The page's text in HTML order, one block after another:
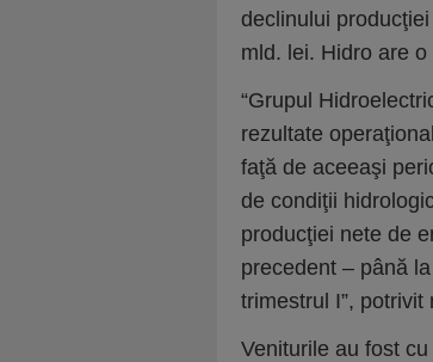
declinului
mld. lei. Hidro are
“Grupul
rezultate
faţă de aceeaşi
de condiţii
producţiei nete de
precedent – până
trimestrul I”,
Veniturile au fost